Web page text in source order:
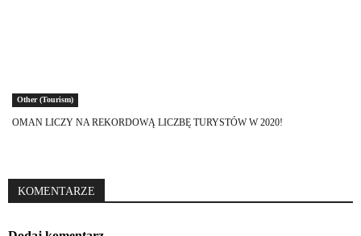
Other (Tourism)
OMAN LICZY NA REKORDOWĄ LICZBĘ TURYSTÓW W 2020!
KOMENTARZE